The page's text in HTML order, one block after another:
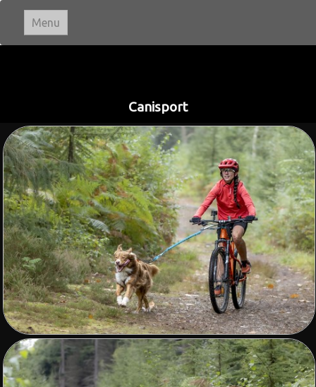
Menu
Accueil
Paysages▼
Portraits
Animaux▼
Macro & Proxi
Fleurs
Sports
Canisport